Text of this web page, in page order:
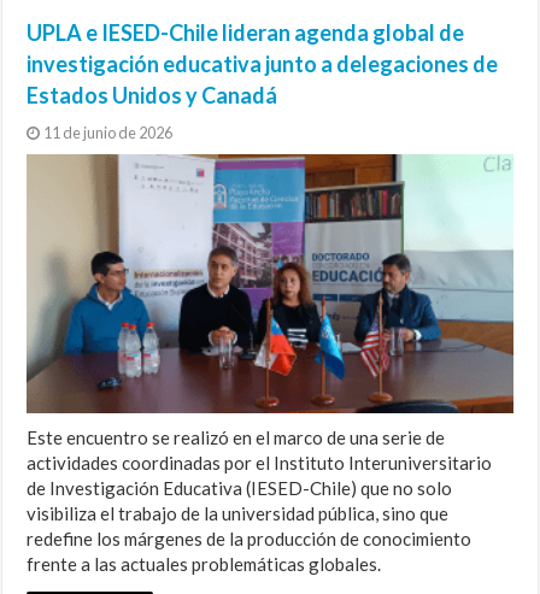
UPLA e IESED-Chile lideran agenda global de
investigación educativa junto a delegaciones de
Estados Unidos y Canadá
11 de junio de 2026
Este encuentro se realizó en el marco de una serie de
actividades coordinadas por el Instituto Interuniversitario
de Investigación Educativa (IESED-Chile) que no solo
visibiliza el trabajo de la universidad pública, sino que
redefine los márgenes de la producción de conocimiento
frente a las actuales problemáticas globales.